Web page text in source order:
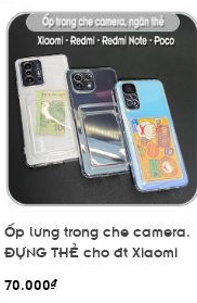
Ốp lưng trong che camera.
ĐỰNG THẺ cho đt Xiaomi
Pro Plus -10-10s-10 Pro-9S-8-
70.000₫